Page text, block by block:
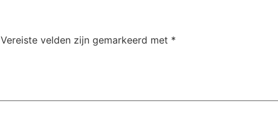
Vereiste velden zijn gemarkeerd met *